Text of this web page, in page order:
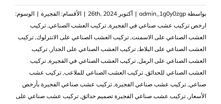
بواسطة admin_1g0y0zgp
| أكتوبر 26th, 2024 | الأقسام: الفجيرة | الوسوم:
‏ارخص تركيب عشب صناعي في الفجيرة, تركيب العشب الصناعي, تركيب
العشب الصناعي على الاسمنت, تركيب العشب الصناعي على الانترلوك, تركيب
العشب الصناعي على البلاط , تركيب العشب الصناعي على الجدار , تركيب
العشب الصناعي على الرمل, تركيب العشب الصناعي في الفجيرة, تركيب
العشب الصناعي للحدائق, تركيب العشب الصناعي للملاعب, تركيب عشب
صناعي, تركيب عشب صناعي الفجيرة, تركيب عشب صناعي الفجيرة بأرخص
الأسعار , تركيب عشب صناعي الفجيرة تصميم حدائق, تركيب عشب صناعي على